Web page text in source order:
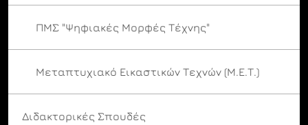
ΠΜΣ "Ψηφιακές Μορφές Τέχνης"
Μεταπτυχιακό Εικαστικών Τεχνών (Μ.Ε.Τ.)
Διδακτορικές Σπουδές